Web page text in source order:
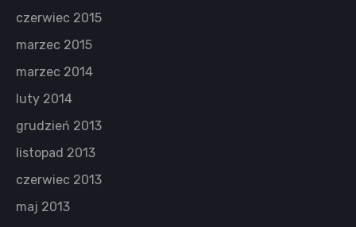
czerwiec 2015
marzec 2015
marzec 2014
luty 2014
grudzień 2013
listopad 2013
czerwiec 2013
maj 2013